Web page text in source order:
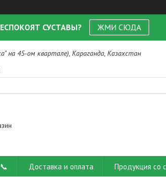
СУСТАВЫ? ЖМИ СЮДА
на 45-ом квартале), Караганда, Казахстан
Доставка и оплата Продукция со